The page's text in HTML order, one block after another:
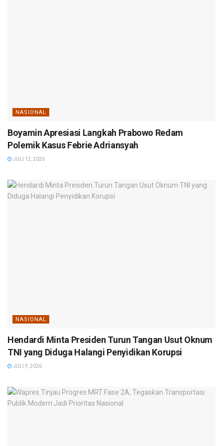
NASIONAL
Boyamin Apresiasi Langkah Prabowo Redam
Polemik Kasus Febrie Adriansyah
JULI 12, 2026
NASIONAL
Hendardi Minta Presiden Turun Tangan Usut Oknum
TNI yang Diduga Halangi Penyidikan Korupsi
JULI 9, 2026